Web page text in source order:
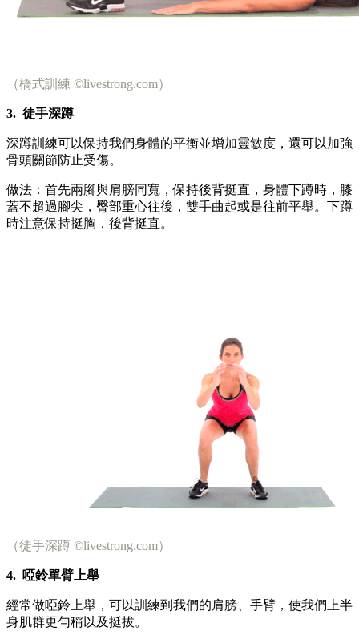
（橋式訓練 ©livestrong.com）
3. 徒手深蹲
深蹲訓練可以保持我們身體的平衡並增加靈敏度，還可以加強
骨頭關節防止受傷。
做法：首先兩腳與肩膀同寬，保持後背挺直，身體下蹲時，膝
蓋不超過腳尖，臀部重心往後，雙手曲起或是往前平舉。下蹲
時注意保持挺胸，後背挺直。
（徒手深蹲 ©livestrong.com）
4. 啞鈴單臂上舉
經常做啞鈴上舉，可以訓練到我們的肩膀、手臂，使我們上半
身肌群更勻稱以及挺拔。